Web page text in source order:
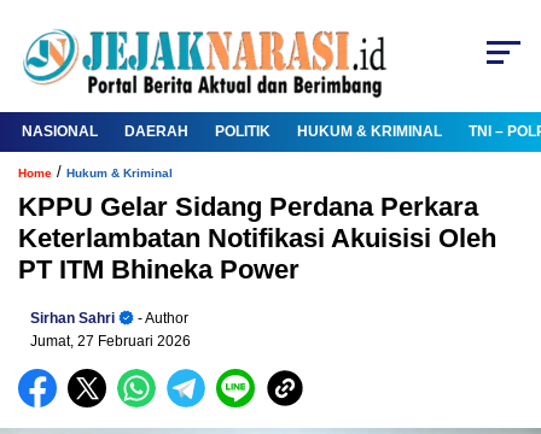
NASIONAL DAERAH POLITIK HUKUM & KRIMINAL TNI –
Home / Hukum & Kriminal
KPPU Gelar Sidang Perdana Perkara
Keterlambatan Notifikasi Akuisisi Oleh
PT ITM Bhineka Power
Sirhan Sahri
- Author
Jumat, 27 Februari 2026